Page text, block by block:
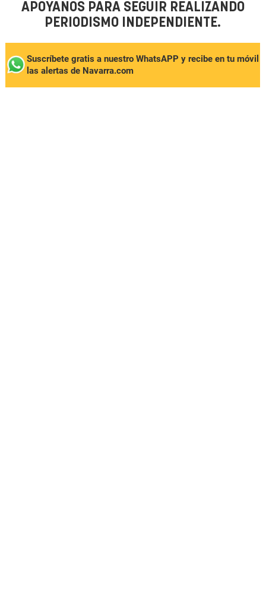
APÓYANOS PARA SEGUIR REALIZANDO
PERIODISMO INDEPENDIENTE.
Suscríbete gratis a nuestro WhatsAPP y recibe en tu móvil
las alertas de Navarra.com